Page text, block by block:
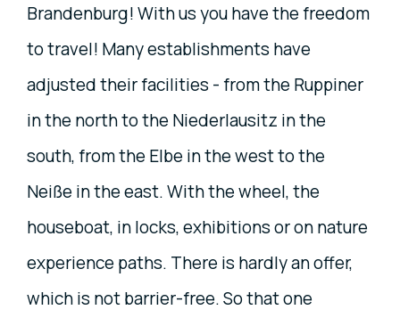
Brandenburg! With us you have the freedom
to travel! Many establishments have
adjusted their facilities - from the Ruppiner
in the north to the Niederlausitz in the
south, from the Elbe in the west to the
Neiße in the east. With the wheel, the
houseboat, in locks, exhibitions or on nature
experience paths. There is hardly an offer,
which is not barrier-free. So that one